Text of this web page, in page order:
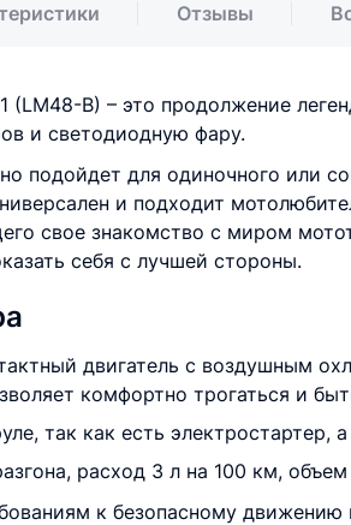
Отзывы
(LM48-B) – это продолжение
и светодиодную фару.
подойдет для одиночного или
и подходит
свое знакомство с миром
себя с лучшей стороны.
двигатель с воздушным
комфортно трогаться и
так как есть
расход 3 л на 100 км,
к безопасному